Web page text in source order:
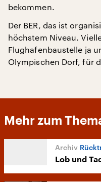
bekommen.
Der BER, das ist
höchstem Niveau.
Flughafenbaustelle ja
Olympischen Dorf, für
Mehr zum
Lob und